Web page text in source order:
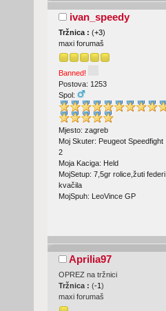
ivan_speedy
Tržnica : (+3)
maxi forumaš
Banned!
Postova: 1253
Spol:
Mjesto: zagreb
Moj Skuter: Peugeot Speedfight
2
Moja Kaciga: Held
MojSetup: 7,5gr rolice,žuti federi
kvačila
MojSpuh: LeoVince GP
Aprilia97
OPREZ na tržnici
Tržnica : (-1)
maxi forumaš